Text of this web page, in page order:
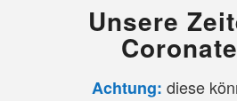
Unsere
Achtung: diese